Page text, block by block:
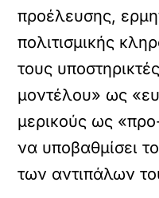
προέλευσης,
πολιτισμικής
τους
μοντέλου» ως
μερικούς ως
να υποβαθμίσει
των αντιπάλων